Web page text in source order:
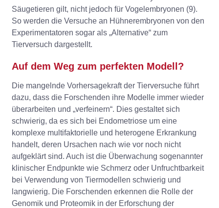
Säugetieren gilt, nicht jedoch für Vogelembryonen (9).
So werden die Versuche an Hühnerembryonen von den
Experimentatoren sogar als „Alternative“ zum
Tierversuch dargestellt.
Auf dem Weg zum perfekten Modell?
Die mangelnde Vorhersagekraft der Tierversuche führt
dazu, dass die Forschenden ihre Modelle immer wieder
überarbeiten und „verfeinern“. Dies gestaltet sich
schwierig, da es sich bei Endometriose um eine
komplexe multifaktorielle und heterogene Erkrankung
handelt, deren Ursachen nach wie vor noch nicht
aufgeklärt sind. Auch ist die Überwachung sogenannter
klinischer Endpunkte wie Schmerz oder Unfruchtbarkeit
bei Verwendung von Tiermodellen schwierig und
langwierig. Die Forschenden erkennen die Rolle der
Genomik und Proteomik in der Erforschung der